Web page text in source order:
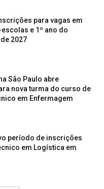
para vagas em
e 1º ano do
2027
São Paulo abre
nova turma do curso de
em Enfermagem
período de inscrições
em Logística em